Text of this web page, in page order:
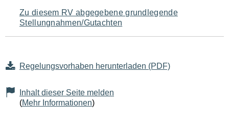
Zu diesem RV abgegebene grundlegende
Stellungnahmen/Gutachten
Regelungsvorhaben herunterladen (PDF)
Inhalt dieser Seite melden
(Mehr Informationen)